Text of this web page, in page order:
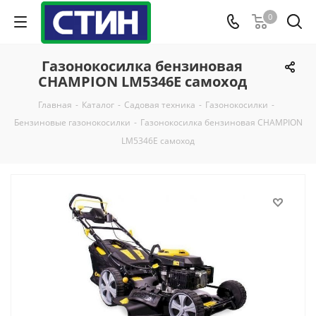
0
Газонокосилка бензиновая
CHAMPION LM5346E самоход
Главная - Каталог - Садовая техника - Газонокосилки -
Бензиновые газонокосилки - Газонокосилка бензиновая CHAMPION
LM5346E самоход